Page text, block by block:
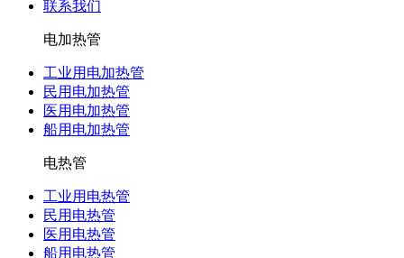
联系我们
电加热管
工业用电加热管
民用电加热管
医用电加热管
船用电加热管
电热管
工业用电热管
民用电热管
医用电热管
船用电热管